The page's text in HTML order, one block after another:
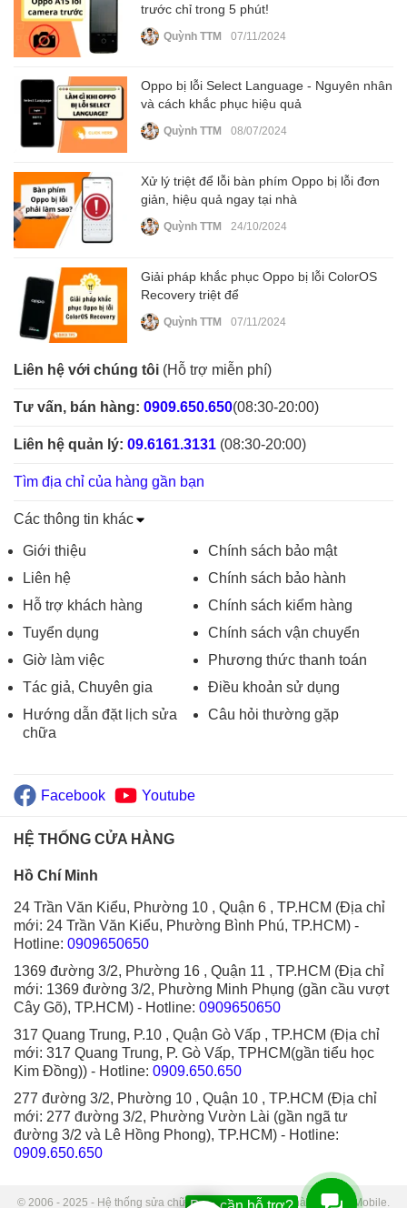
trước chỉ trong 5 phút!
Quỳnh TTM 07/11/2024
Oppo bị lỗi Select Language - Nguyên nhân
và cách khắc phục hiệu quả
Quỳnh TTM 08/07/2024
Xử lý triệt để lỗi bàn phím Oppo bị lỗi đơn
giản, hiệu quả ngay tại nhà
Quỳnh TTM 24/10/2024
Giải pháp khắc phục Oppo bị lỗi ColorOS
Recovery triệt để
Quỳnh TTM 07/11/2024
Liên hệ với chúng tôi (Hỗ trợ miễn phí)
Tư vấn, bán hàng: 0909.650.650(08:30-20:00)
Liên hệ quản lý: 09.6161.3131 (08:30-20:00)
Tìm địa chỉ của hàng gần bạn
Các thông tin khác
Giới thiệu
Liên hệ
Hỗ trợ khách hàng
Tuyển dụng
Giờ làm việc
Tác giả, Chuyên gia
Hướng dẫn đặt lịch sửa
chữa
Chính sách bảo mật
Chính sách bảo hành
Chính sách kiểm hàng
Chính sách vận chuyển
Phương thức thanh toán
Điều khoản sử dụng
Câu hỏi thường gặp
Facebook Youtube
HỆ THỐNG CỬA HÀNG
Hồ Chí Minh
24 Trần Văn Kiểu, Phường 10 , Quận 6 , TP.HCM (Địa chỉ
mới: 24 Trần Văn Kiểu, Phường Bình Phú, TP.HCM) -
Hotline: 0909650650
1369 đường 3/2, Phường 16 , Quận 11 , TP.HCM (Địa chỉ
mới: 1369 đường 3/2, Phường Minh Phụng (gần cầu vượt
Cây Gõ), TP.HCM) - Hotline: 0909650650
317 Quang Trung, P.10 , Quận Gò Vấp , TP.HCM (Địa chỉ
mới: 317 Quang Trung, P. Gò Vấp, TPHCM(gần tiểu học
Kim Đồng)) - Hotline: 0909.650.650
277 đường 3/2, Phường 10 , Quận 10 , TP.HCM (Địa chỉ
mới: 277 đường 3/2, Phường Vườn Lài (gần ngã tư
đường 3/2 và Lê Hồng Phong), TP.HCM) - Hotline:
0909.650.650
© 2006 - 2025 - Hệ thống sửa chữa điện thoại di động Thành Trung Mobile.